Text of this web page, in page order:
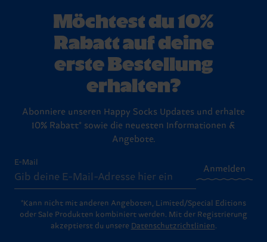
Möchtest du 10%
Rabatt auf deine
erste Bestellung
erhalten?
Abonniere unseren Happy Socks Updates und erhalte
10% Rabatt* sowie die neuesten Informationen &
Angebote.
E-Mail
Anmelden
*Kann nicht mit anderen Angeboten, Limited/Special Editions
oder Sale Produkten kombiniert werden. Mit der Registrierung
akzeptierst du unsere Datenschutzrichtlinien.